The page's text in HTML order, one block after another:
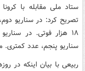
سناریو پنجم، عدد کمتری.
ربیعی با بیان اینکه